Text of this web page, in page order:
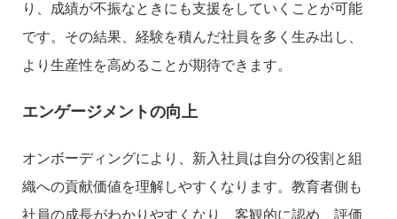
り、成績が不振なときにも支援をしていくことが可能
です。その結果、経験を積んだ社員を多く生み出し、
より生産性を高めることが期待できます。
エンゲージメントの向上
オンボーディングにより、新入社員は自分の役割と組
織への貢献価値を理解しやすくなります。教育者側も
社員の成長がわかりやすくなり、客観的に認め、評価